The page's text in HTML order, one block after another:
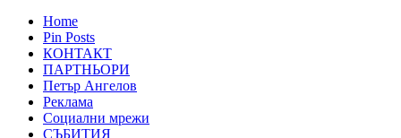
Home
Pin Posts
КОНТАКТ
ПАРТНЬОРИ
Петър Ангелов
Реклама
Социални мрежи
СЪБИТИЯ